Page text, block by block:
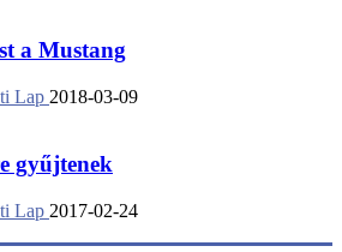
a Mustang
Lap 2018-03-09
gyűjtenek
Lap 2017-02-24